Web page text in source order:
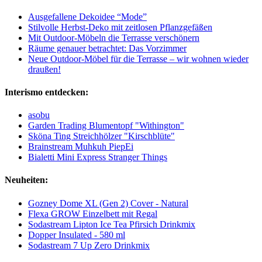
Ausgefallene Dekoidee “Mode”
Stilvolle Herbst-Deko mit zeitlosen Pflanzgefäßen
Mit Outdoor-Möbeln die Terrasse verschönern
Räume genauer betrachtet: Das Vorzimmer
Neue Outdoor-Möbel für die Terrasse – wir wohnen wieder
draußen!
Interismo entdecken:
asobu
Garden Trading Blumentopf "Withington"
Sköna Ting Streichhölzer "Kirschblüte"
Brainstream Muhkuh PiepEi
Bialetti Mini Express Stranger Things
Neuheiten:
Gozney Dome XL (Gen 2) Cover - Natural
Flexa GROW Einzelbett mit Regal
Sodastream Lipton Ice Tea Pfirsich Drinkmix
Dopper Insulated - 580 ml
Sodastream 7 Up Zero Drinkmix